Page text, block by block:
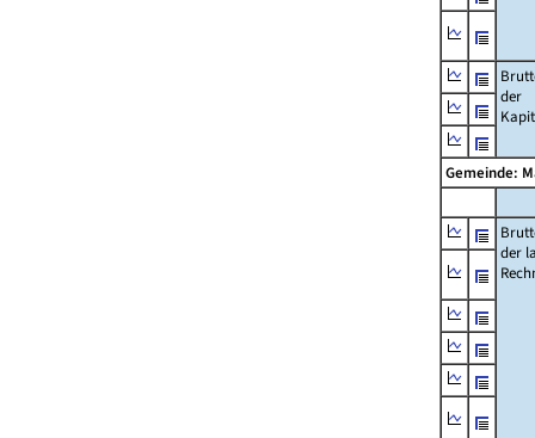
der
Gemeinde:
der